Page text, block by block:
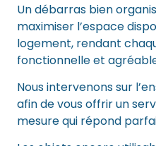
Un débarras bien
maximiser l’espace
logement, rendant
fonctionnelle et
Nous intervenons sur
afin de vous offrir un
mesure qui répond